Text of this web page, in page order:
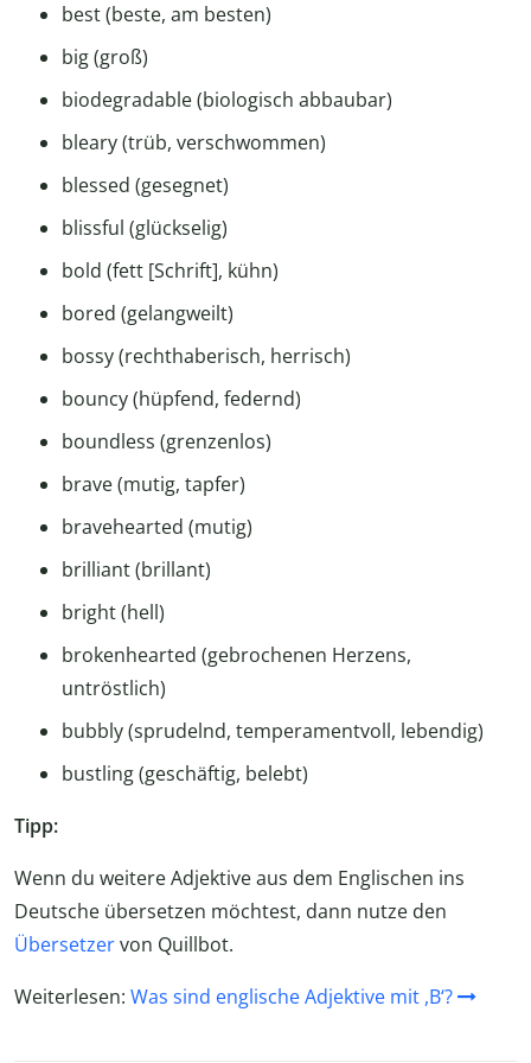
best (beste, am besten)
big (groß)
biodegradable (biologisch abbaubar)
bleary (trüb, verschwommen)
blessed (gesegnet)
blissful (glückselig)
bold (fett [Schrift], kühn)
bored (gelangweilt)
bossy (rechthaberisch, herrisch)
bouncy (hüpfend, federnd)
boundless (grenzenlos)
brave (mutig, tapfer)
bravehearted (mutig)
brilliant (brillant)
bright (hell)
brokenhearted (gebrochenen Herzens,
untröstlich)
bubbly (sprudelnd, temperamentvoll, lebendig)
bustling (geschäftig, belebt)
Tipp:
Wenn du weitere Adjektive aus dem Englischen ins
Deutsche übersetzen möchtest, dann nutze den
Übersetzervon Quillbot.
Weiterlesen: Was sind englische Adjektive mit ,B‘?